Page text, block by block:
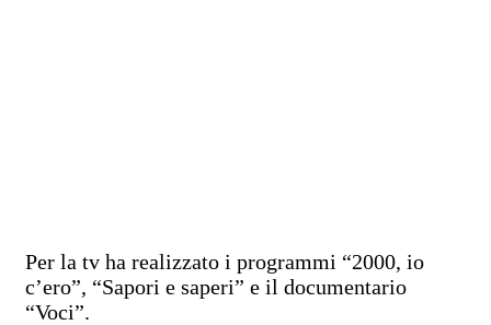
Per la tv ha realizzato i programmi “2000, io
c’ero”, “Sapori e saperi” e il documentario
“Voci”.